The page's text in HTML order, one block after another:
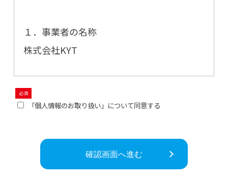
１．事業者の名称
株式会社KYT
２．個人情報保護管理者の氏名又は職名、
所属及び連絡先
連絡先 :（電話）03-5501-7811
「個人情報のお取り扱い」について同意する